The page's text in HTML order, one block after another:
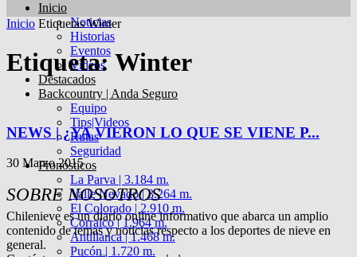
Inicio
Noticias
Historias
Eventos
Videos
Destacados
Backcountry | Anda Seguro
Equipo
Tips|Videos
Rutas
Seguridad
Pronósticos
La Parva | 3.184 m.
Valle Nevado | 3.264 m.
El Colorado | 2.910 m.
Corralco | 1.964 m.
Antillanca | 1.468 m.
Pucón | 1.720 m.
Inicio Etiquetas Winter
Etiqueta: Winter
NEWS | ¿YA VIERON LO QUE SE VIENE P...
30 Marzo 2015
SOBRE NOSOTROS
Chilenieve es un diario online informativo que abarca un amplio
contenido de temas y noticias respecto a los deportes de nieve en
general.